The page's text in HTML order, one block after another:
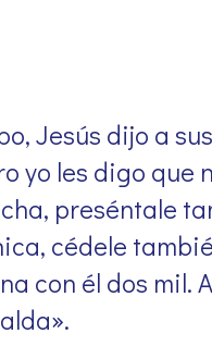
Jesús dijo a
yo les digo que
preséntale
cédele
con él dos mil.